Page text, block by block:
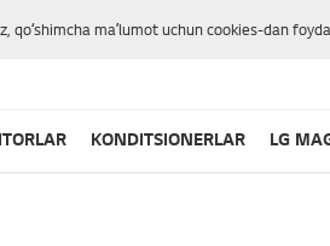
maʼlumot uchun cookies-dan
KONDITSIONERLAR LG